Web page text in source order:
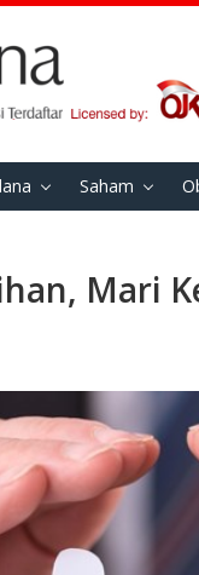
Saham
Mari